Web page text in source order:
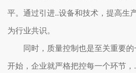
平。通过引进..设备和技术，提高生
为行业共识。
同时，质量控制也是至关重要
开始，企业就严格把控每一个环节